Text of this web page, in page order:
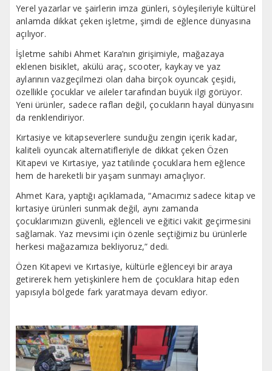
Yerel yazarlar ve şairlerin imza günleri, söyleşileriyle kültürel
anlamda dikkat çeken işletme, şimdi de eğlence dünyasına
açılıyor.
İşletme sahibi Ahmet Kara’nın girişimiyle, mağazaya
eklenen bisiklet, akülü araç, scooter, kaykay ve yaz
aylarının vazgeçilmezi olan daha birçok oyuncak çeşidi,
özellikle çocuklar ve aileler tarafından büyük ilgi görüyor.
Yeni ürünler, sadece rafları değil, çocukların hayal dünyasını
da renklendiriyor.
Kırtasiye ve kitapseverlere sunduğu zengin içerik kadar,
kaliteli oyuncak alternatifleriyle de dikkat çeken Özen
Kitapevi ve Kırtasiye, yaz tatilinde çocuklara hem eğlence
hem de hareketli bir yaşam sunmayı amaçlıyor.
Ahmet Kara, yaptığı açıklamada, “Amacımız sadece kitap ve
kırtasiye ürünleri sunmak değil, aynı zamanda
çocuklarımızın güvenli, eğlenceli ve eğitici vakit geçirmesini
sağlamak. Yaz mevsimi için özenle seçtiğimiz bu ürünlerle
herkesi mağazamıza bekliyoruz,” dedi.
Özen Kitapevi ve Kırtasiye, kültürle eğlenceyi bir araya
getirerek hem yetişkinlere hem de çocuklara hitap eden
yapısıyla bölgede fark yaratmaya devam ediyor.